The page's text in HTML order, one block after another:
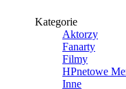
Kategorie
Aktorzy
Fanarty
Filmy
HPnetowe
Inne